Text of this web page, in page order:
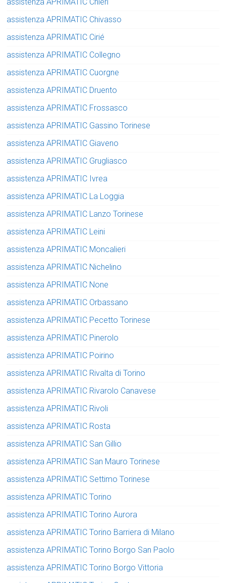
assistenza APRIMATIC Chieri
assistenza APRIMATIC Chivasso
assistenza APRIMATIC Cirié
assistenza APRIMATIC Collegno
assistenza APRIMATIC Cuorgne
assistenza APRIMATIC Druento
assistenza APRIMATIC Frossasco
assistenza APRIMATIC Gassino Torinese
assistenza APRIMATIC Giaveno
assistenza APRIMATIC Grugliasco
assistenza APRIMATIC Ivrea
assistenza APRIMATIC La Loggia
assistenza APRIMATIC Lanzo Torinese
assistenza APRIMATIC Leini
assistenza APRIMATIC Moncalieri
assistenza APRIMATIC Nichelino
assistenza APRIMATIC None
assistenza APRIMATIC Orbassano
assistenza APRIMATIC Pecetto Torinese
assistenza APRIMATIC Pinerolo
assistenza APRIMATIC Poirino
assistenza APRIMATIC Rivalta di Torino
assistenza APRIMATIC Rivarolo Canavese
assistenza APRIMATIC Rivoli
assistenza APRIMATIC Rosta
assistenza APRIMATIC San Gillio
assistenza APRIMATIC San Mauro Torinese
assistenza APRIMATIC Settimo Torinese
assistenza APRIMATIC Torino
assistenza APRIMATIC Torino Aurora
assistenza APRIMATIC Torino Barriera di Milano
assistenza APRIMATIC Torino Borgo San Paolo
assistenza APRIMATIC Torino Borgo Vittoria